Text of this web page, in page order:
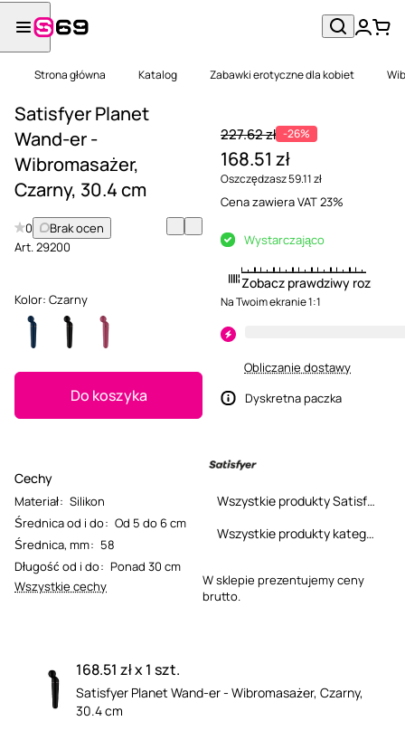
Strona główna Katalog Zabawki erotyczne dla kobiet
Satisfyer Planet
Wand-er -
Wibromasażer,
Czarny, 30.4 cm
0
Brak ocen
Art.29200
Kolor: Czarny
Do koszyka
Cechy
Materiał: Silikon
Średnica od i do: Od 5 do 6 cm
Średnica, mm: 58
Długość od i do: Ponad 30 cm
Wszystkie cechy
227.62 zł -26%
168.51 zł
Oszczędzasz 59.11 zł
Cena zawiera VAT 23%
Wystarczająco
Zobacz prawdziwy rozmiar
Na Twoim ekranie 1:1
Obliczanie dostawy
Dyskretna paczka
Wszystkie produkty Satisfyer
Wszystkie produkty kategorii
W sklepie prezentujemy ceny
brutto.
168.51 zł x 1 szt.
Satisfyer Planet Wand-er - Wibromasażer, Czarny,
30.4 cm